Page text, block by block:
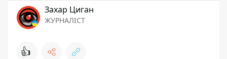
Захар Циган
ЖУРНАЛІСТ
👍